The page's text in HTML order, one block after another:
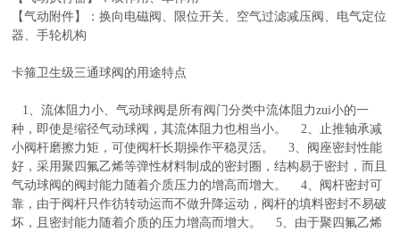
【气动附件】：换向电磁阀、限位开关、空气过滤减压阀、电气定位
器、手轮机构
卡箍卫生级三通球阀 的用途特点
1、流体阻力小、气动球阀是所有阀门分类中流体阻力zui小的一
种，即使是缩径气动球阀，其流体阻力也相当小。 2、止推轴承减
小阀杆磨擦力矩，可使阀杆长期操作平稳灵活。 3、阀座密封性能
好，采用聚四氟乙烯等弹性材料制成的密封圈，结构易于密封，而且
气动球阀的阀封能力随着介质压力的增高而增大。 4、阀杆密封可
靠，由于阀杆只作彷转动运而不做升降运动，阀杆的填料密封不易破
坏，且密封能力随着介质的压力增高而增大。 5、由于聚四氟乙烯